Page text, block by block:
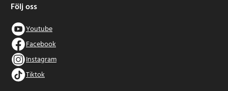
Följ oss
Youtube
Facebook
Instagram
Tiktok